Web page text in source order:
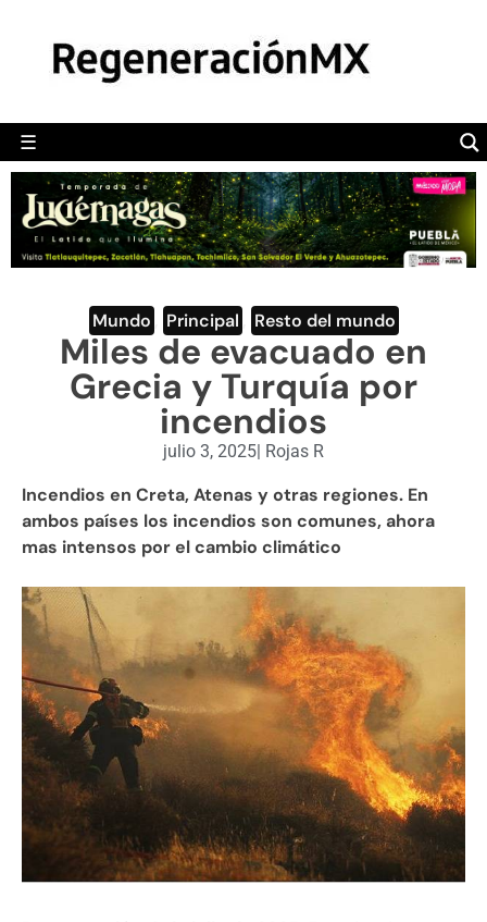
☰
POLÍTICA
CAMALEÓN
OPINIÓN
DEPORTES
ENGLISH SECTION
VIDEOS
Mundo Principal Resto del mundo
Miles de evacuado en
Grecia y Turquía por
incendios
julio 3, 2025| Rojas R
Incendios en Creta, Atenas y otras regiones. En
ambos países los incendios son comunes, ahora
mas intensos por el cambio climático